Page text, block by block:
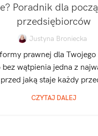
Poradnik dla
przedsiębiorców
Justyna Broniecka
prawnej dla Twojego
bez wątpienia jedna z
jaką staje każdy
CZYTAJ DALEJ